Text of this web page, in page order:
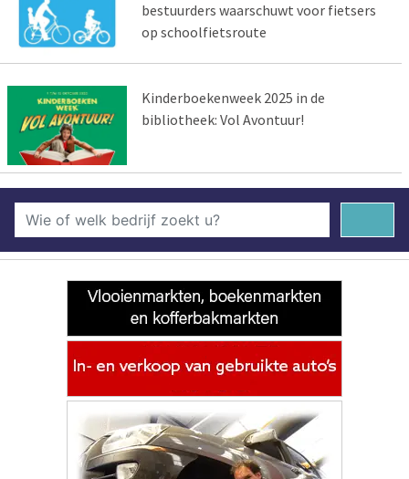
bestuurders waarschuwt voor fietsers
op schoolfietsroute
Kinderboekenweek 2025 in de
bibliotheek: Vol Avontuur!